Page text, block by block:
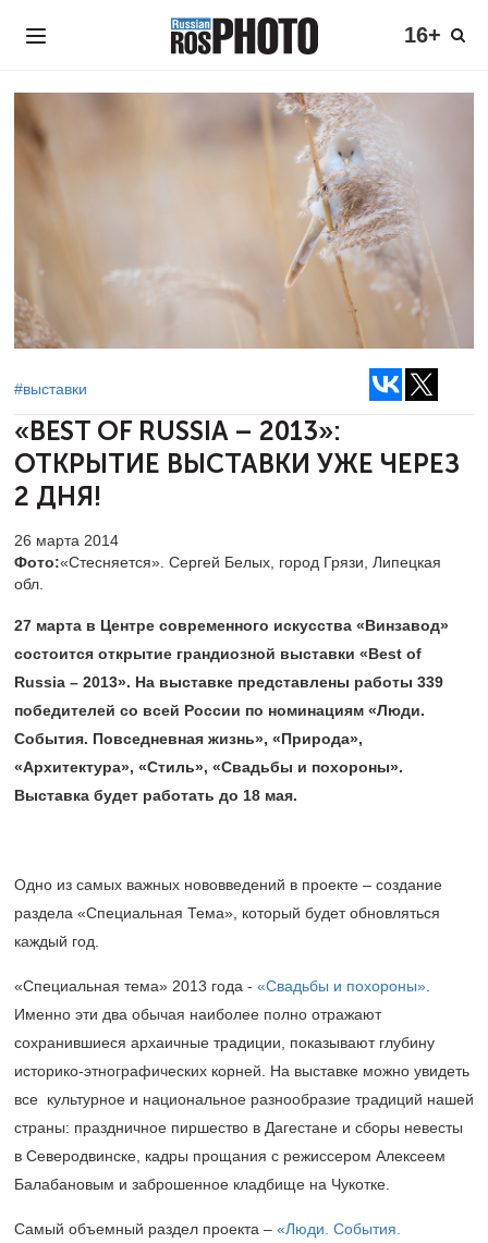
16+
#выставки
«BEST OF RUSSIA – 2013»:
ОТКРЫТИЕ ВЫСТАВКИ УЖЕ ЧЕРЕЗ
2 ДНЯ!
26 марта 2014
Фото:«Стесняется». Сергей Белых, город Грязи, Липецкая
обл.
27 марта в Центре современного искусства «Винзавод»
состоится открытие грандиозной выставки «Best of
Russia – 2013». На выставке представлены работы 339
победителей со всей России по номинациям «Люди.
События. Повседневная жизнь», «Природа»,
«Архитектура», «Стиль», «Свадьбы и похороны».
Выставка будет работать до 18 мая.
Одно из самых важных нововведений в проекте – создание
раздела «Специальная Тема», который будет обновляться
каждый год.
«Специальная тема» 2013 года - «Свадьбы и похороны»
Именно эти два обычая наиболее полно отражают
сохранившиеся архаичные традиции, показывают глубину
историко-этнографических корней. На выставке можно увидеть
все культурное и национальное разнообразие традиций нашей
страны: праздничное пиршество в Дагестане и сборы невесты
в Северодвинске, кадры прощания с режиссером Алексеем
Балабановым и заброшенное кладбище на Чукотке.
Самый объемный раздел проекта – «Люди. События.